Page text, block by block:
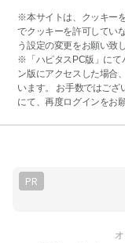
※本サイトは、クッキー
でクッキーを許可してい
う設定の変更をお願い致し
※「ハピタスPC版」にて
ン版にアクセスした場合
います。 お手数ではござ
にて、再度ログインをお
PR